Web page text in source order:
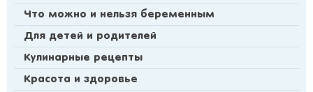
Что можно и нельзя беременным
Для детей и родителей
Кулинарные рецепты
Красота и здоровье